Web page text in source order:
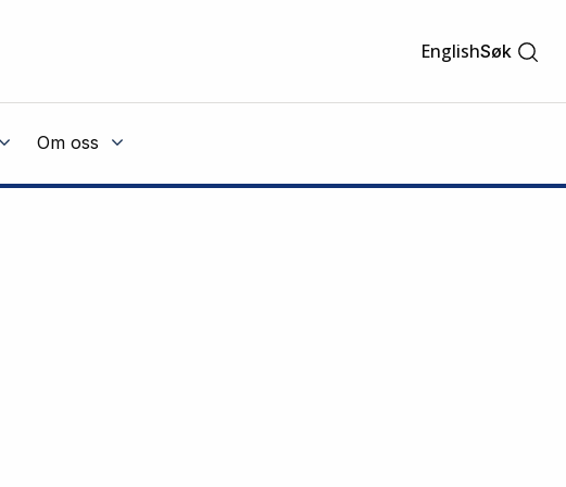
EnglishSøk
Om oss